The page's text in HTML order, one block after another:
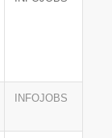
INFOJOBS